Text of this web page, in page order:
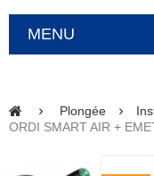
MENU
Plongée
ORDI SMART AIR +